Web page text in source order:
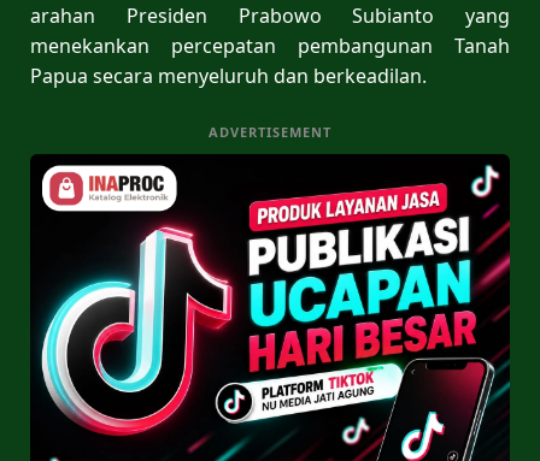
arahan Presiden Prabowo Subianto yang
menekankan percepatan pembangunan Tanah
Papua secara menyeluruh dan berkeadilan.
ADVERTISEMENT